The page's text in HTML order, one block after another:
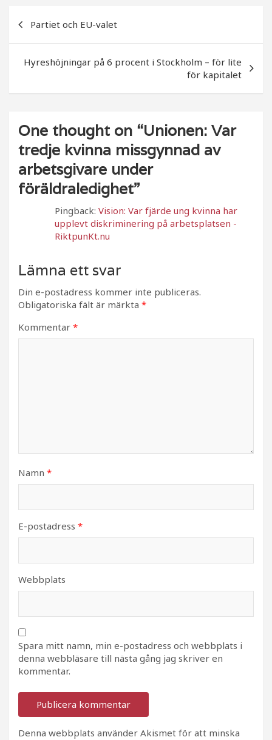
o
o
k
Partiet och EU-valet
Hyreshöjningar på 6 procent i Stockholm – för lite
för kapitalet
One thought on “Unionen: Var
tredje kvinna missgynnad av
arbetsgivare under
föräldraledighet”
Pingback: Vision: Var fjärde ung kvinna har
upplevt diskriminering på arbetsplatsen -
RiktpunKt.nu
Lämna ett svar
Din e-postadress kommer inte publiceras.
Obligatoriska fält är märkta *
Kommentar *
Namn *
E-postadress *
Webbplats
Spara mitt namn, min e-postadress och webbplats i
denna webbläsare till nästa gång jag skriver en
kommentar.
Denna webbplats använder Akismet för att minska